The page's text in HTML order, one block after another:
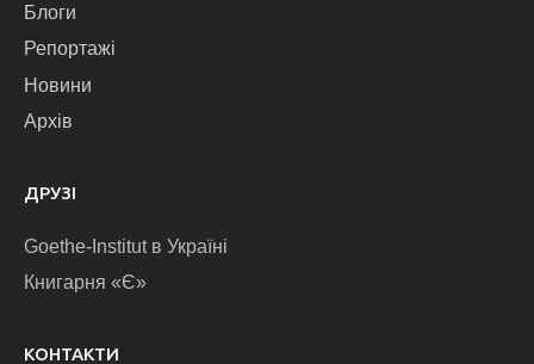
Блоги
Репортажі
Новини
Архів
ДРУЗІ
Goethe-Institut в Україні
Книгарня «Є»
КОНТАКТИ